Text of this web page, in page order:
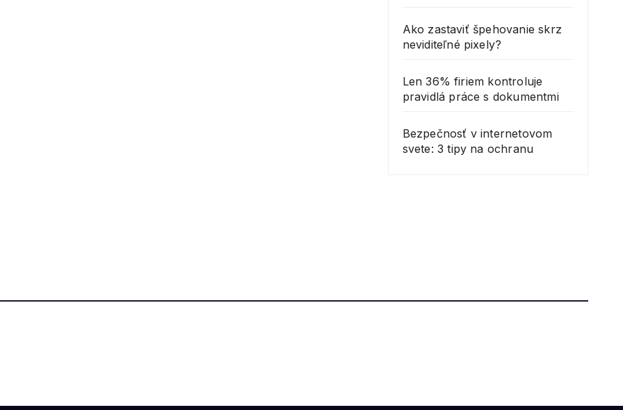
Ako zastaviť špehovanie skrz
neviditeľné pixely?
Len 36% firiem kontroluje
pravidlá práce s dokumentmi
Bezpečnosť v internetovom
svete: 3 tipy na ochranu